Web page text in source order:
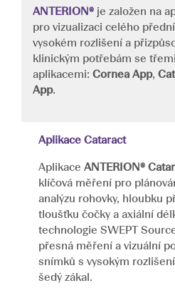
ANTERION® je založen na
pro vizualizaci celého
vysokém rozlišení a
klinickým potřebám se
aplikacemi: Cornea App,
App.
Aplikace Cataract
Aplikace ANTERION®
klíčová měření pro
analýzu rohovky, hloubku
tloušťku čočky a axiální
technologie SWEPT
přesná měření a vizuální
snímků s vysokým
šedý zákal.